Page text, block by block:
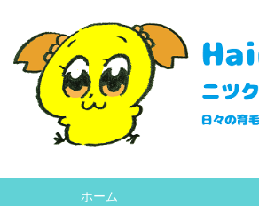
ホーム